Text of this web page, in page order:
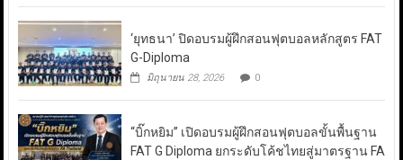
‘ยุทธนา’ ปิดอบรมผู้ฝึกสอนฟุตบอลหลักสูตร FAT
G-Diploma
มิถุนายน 28, 2026 0
“บิ๊กหยิม” เปิดอบรมผู้ฝึกสอนฟุตบอลขั้นพื้นฐาน
FAT G Diploma ยกระดับโค้ชไทยสู่มาตรฐาน FA